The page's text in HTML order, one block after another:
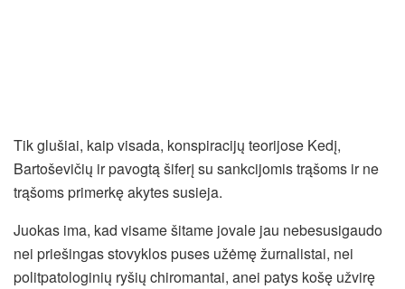
Tik glušiai, kaip visada, konspiracijų teorijose Kedį,
Bartoševičių ir pavogtą šiferį su sankcijomis trąšoms ir ne
trąšoms primerkę akytes susieja.
Juokas ima, kad visame šitame jovale jau nebesusigaudo
nei priešingas stovyklos puses užėmę žurnalistai, nei
politpatologinių ryšių chiromantai, anei patys košę užvirę